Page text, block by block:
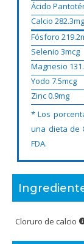
Ácido
Calcio 282.3mg
Fósforo
Selenio 3mcg
Magnesio
Yodo 7.5mcg
Zinc 0.9mg
* Los
una dieta de
FDA.
Cloruro de calcio